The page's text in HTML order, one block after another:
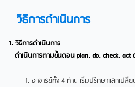
วิธีการดำเนินการ
1. วิธีการดำเนินการ
ดำเนินการตามขั้นตอน plan, do, check, act
อาจารย์ทั้ง 4 ท่าน เริ่มปรึกษาแลกเปลี่